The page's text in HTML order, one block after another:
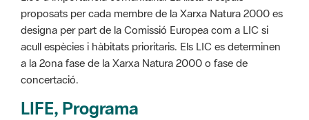
proposats per cada membre de la Xarxa Natura 2000 es
designa per part de la Comissió Europea com a LIC si
acull espècies i hàbitats prioritaris. Els LIC es determinen
a la 2ona fase de la Xarxa Natura 2000 o fase de
concertació.
LIFE, Programa